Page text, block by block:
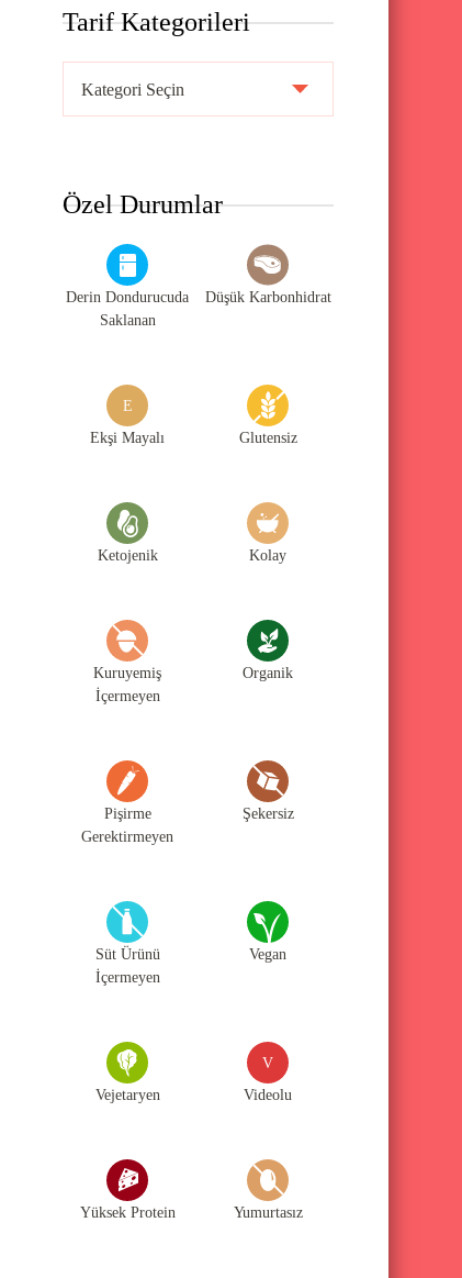
Tarif Kategorileri
a
f
t
Özel Durumlar
Derin Dondurucuda
Saklanan
Düşük Karbonhidrat
E
Ekşi Mayalı Glutensiz
Ketojenik Kolay
Kuruyemiş
İçermeyen
Organik
Pişirme
Gerektirmeyen
Şekersiz
Süt Ürünü
İçermeyen
Vegan
Vejetaryen
V
Videolu
Yüksek Protein Yumurtasız